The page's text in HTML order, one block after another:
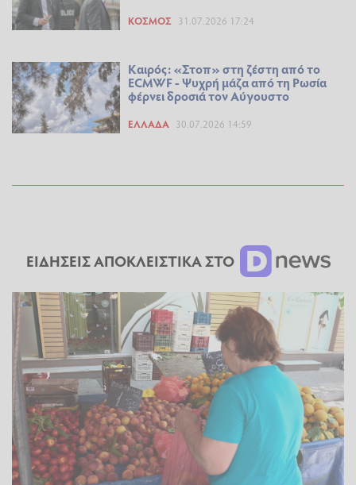
ΚΌΣΜΟΣ 31.07.2026 17:24
Καιρός: «Στοπ» στη ζέστη από το
ECMWF - Ψυχρή μάζα από τη Ρωσία
φέρνει δροσιά τον Αύγουστο
ΕΛΛΆΔΑ 30.07.2026 14:59
ΕΙΔΗΣΕΙΣ ΑΠΟΚΛΕΙΣΤΙΚΑ ΣΤΟ